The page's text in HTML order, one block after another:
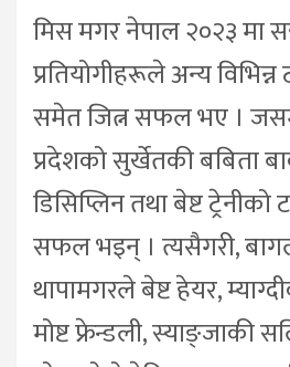
मिस मगर नेपाल २०२३ मा
प्रतियोगीहरूले अन्य
समेत जित्न सफल भए ।
प्रदेशको सुर्खेतकी बबिता
डिसिप्लिन तथा बेष्ट ट्रेनीको
सफल भइन् । त्यसैगरी,
थापामगरले बेष्ट हेयर,
मोष्ट फ्रेन्डली, स्याङ्जाकी